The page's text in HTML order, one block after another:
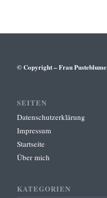
© Copyright – Frau Pusteblume
SEITEN
Datenschutzerklärung
Impressum
Startseite
Über mich
KATEGORIEN